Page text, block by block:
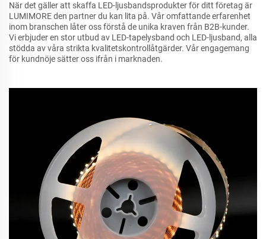
När det gäller att skaffa LED-ljusbandsprodukter för ditt företag är
LUMIMORE den partner du kan lita på. Vår omfattande erfarenhet
inom branschen låter oss förstå de unika kraven från B2B-kunder.
Vi erbjuder en stor utbud av LED-tapelysband och LED-ljusband, alla
stödda av våra strikta kvalitetskontrollåtgärder. Vår engagemang
för kundnöje sätter oss ifrån i marknaden.